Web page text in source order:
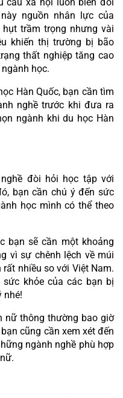
nguồn nhân lực của
trầm trọng nhưng vài
khiến thị trường bị bão
thất nghiệp tăng cao
học.
Hàn Quốc, bạn cần tìm
nghề trước khi đưa ra
ngành khi du học Hàn
đòi hỏi học tập với
bạn cần chú ý đến sức
học mình có thể theo
bạn sẽ cần một khoảng
vì sự chênh lệch về múi
nhiều so với Việt Nam.
khỏe của các bạn bị
nhé!
nữ thông thường bao giờ
cũng cần xem xét đến
ngành nghề phù hợp